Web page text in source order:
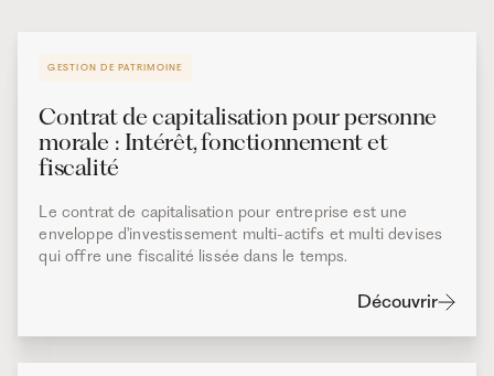
GESTION DE PATRIMOINE
Contrat de capitalisation pour personne
morale : Intérêt, fonctionnement et
fiscalité
Le contrat de capitalisation pour entreprise est une
enveloppe d'investissement multi-actifs et multi devises
qui offre une fiscalité lissée dans le temps.
Découvrir